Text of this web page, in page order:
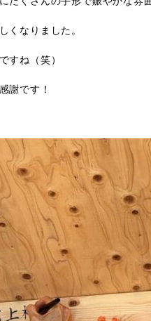
くなりました。
すね（笑）
謝です！